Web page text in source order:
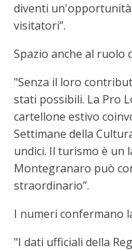
diventi
visitatori”.
Spazio anche al ruolo
"Senza il loro
stati possibili. La Pro
cartellone estivo
Settimane della
undici. Il turismo è un
Montegranaro può
straordinario”.
I numeri confermano
"I dati ufficiali della